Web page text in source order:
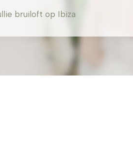
bruiloft op Ibiza